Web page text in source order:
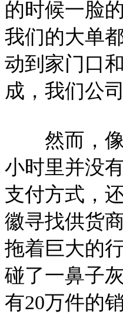
的时候一脸
我们的大单
动到家门口
成，我们公
然而，像
小时里并没
支付方式，
徽寻找供货
拖着巨大的
碰了一鼻子
有20万件的